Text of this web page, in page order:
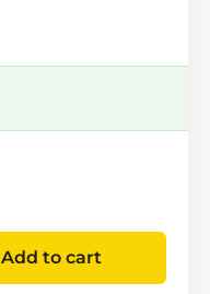
Add to cart